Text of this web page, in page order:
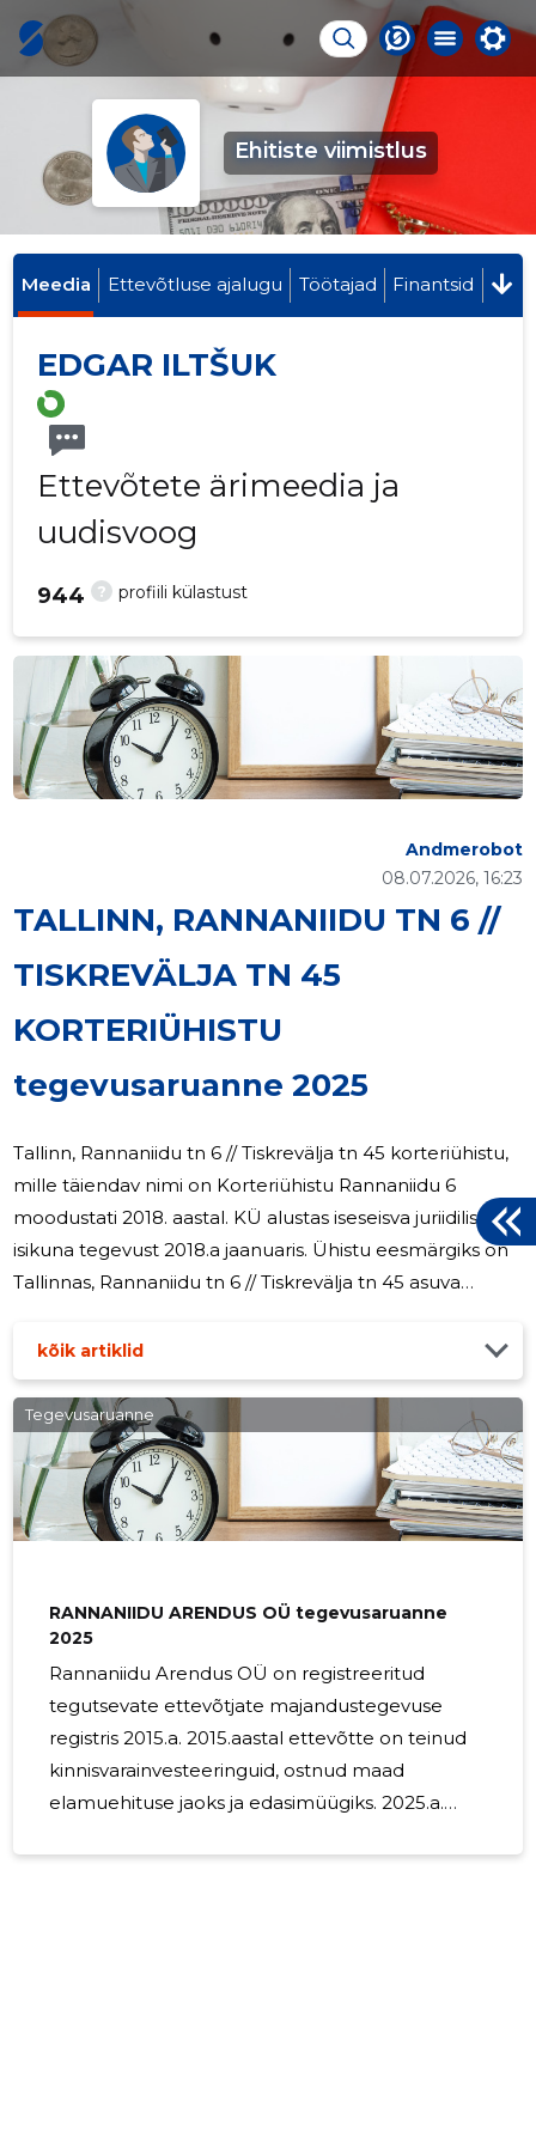
Ehitiste viimistlus
Meedia Ettevõtluse ajalugu Töötajad Finantsid
EDGAR ILTŠUK
Ettevõtete ärimeedia ja
uudisvoog
? profiili külastust
944
TALLINN, RANNANIIDU TN 6 //
TISKREVÄLJA TN 45
KORTERIÜHISTU
tegevusaruanne 2025
08.07.2026, 16:23
Andmerobot
Tallinn, Rannaniidu tn 6 // Tiskrevälja tn 45 korteriühistu,
mille täiendav nimi on Korteriühistu Rannaniidu 6
moodustati 2018. aastal. KÜ alustas iseseisva juriidilise
isikuna tegevust 2018.a jaanuaris. Ühistu eesmärgiks on
Tallinnas, Rannaniidu tn 6 // Tiskrevälja tn 45 asuva
reaalosade) ja selle juurde kuuluva (teenindamiseks
vajaliku) maa ühine majandamine, haldamine ja
hooldamine ning seoses sellega KÜ liikmete ühiste
huvide esindamine. Aruandeperioodil juhtis ühistu
tegevust 2-liikmeline juhatus. Korteriühistut võib kõikide
tehingute
kõik artiklid
Tegevusaruanne
RANNANIIDU ARENDUS OÜ tegevusaruanne
2025
Rannaniidu Arendus OÜ on registreeritud
tegutsevate ettevõtjate majandustegevuse
registris 2015.a. 2015.aastal ettevõtte on teinud
kinnisvarainvesteeringuid, ostnud maad
elamuehituse jaoks ja edasimüügiks. 2025.a.